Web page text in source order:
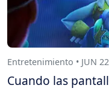
Entretenimiento • JUN
Cuando las